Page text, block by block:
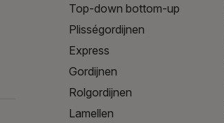
Top-down bottom-up
Plisségordijnen
Express
Gordijnen
Rolgordijnen
Lamellen